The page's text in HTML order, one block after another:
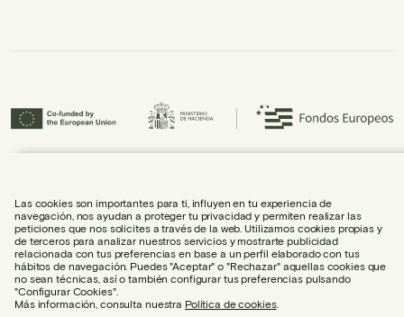
habiendo contribuido al crecimiento económico de la empresa y su
internacionalización.
Las cookies son importantes para ti, influyen en tu experiencia de
navegación, nos ayudan a proteger tu privacidad y permiten realizar las
peticiones que nos solicites a través de la web. Utilizamos cookies propias y
de terceros para analizar nuestros servicios y mostrarte publicidad
relacionada con tus preferencias en base a un perfil elaborado con tus
hábitos de navegación. Puedes "Aceptar" o "Rechazar" aquellas cookies que
no sean técnicas, así o también configurar tus preferencias pulsando
"Configurar Cookies".
Más información, consulta nuestra Política de cookies.